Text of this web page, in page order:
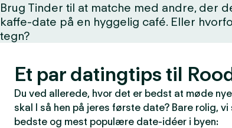
d
e
Brug Tinder til at matche med andre, der
kaffe-date på en hyggelig café. Eller
tegn?
Et par datingtips til
Du ved allerede, hvor det er bedst at møde
skal I så hen på jeres første date? Bare rolig,
bedste og mest populære date-idéer i byen: